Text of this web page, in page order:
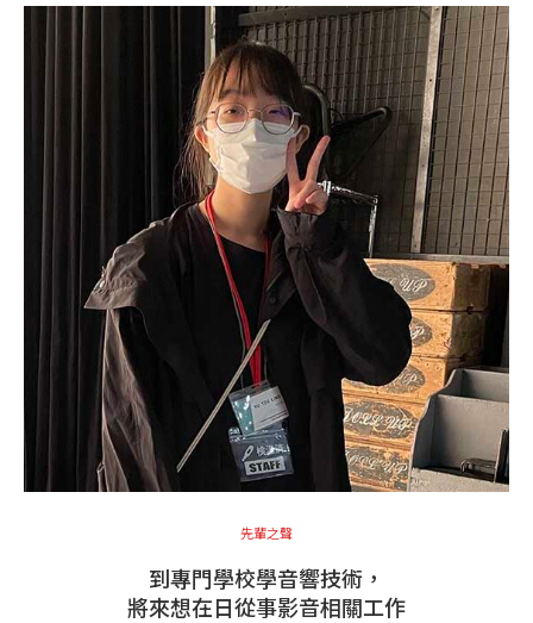
先輩之聲
到專門學校學音響技術，
將來想在日從事影音相關工作